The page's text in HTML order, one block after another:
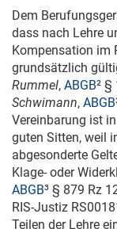
Dem
dass nach Lehre
Kompensation im
grundsätzlich
Rummel, ABGB² §
Schwimann, ABGB
Vereinbarung ist
guten Sitten, weil
abgesonderte
Klage- oder
ABGB³ § 879 Rz
RIS-Justiz
Teilen der Lehre